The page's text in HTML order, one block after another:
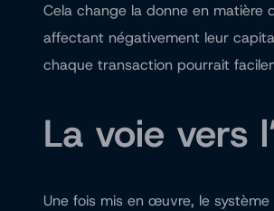
Cela change la donne en matière
affectant négativement leur
chaque transaction pourrait
La voie vers
Une fois mis en œuvre, le